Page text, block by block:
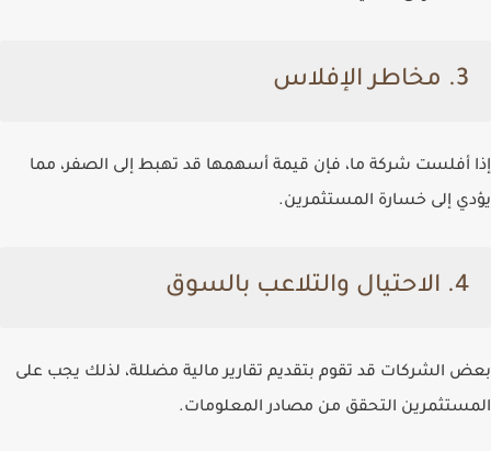
3. مخاطر الإفلاس
إذا أفلست شركة ما، فإن قيمة أسهمها قد تهبط إلى الصفر، مما
يؤدي إلى خسارة المستثمرين.
4. الاحتيال والتلاعب بالسوق
بعض الشركات قد تقوم بتقديم تقارير مالية مضللة، لذلك يجب على
المستثمرين التحقق من مصادر المعلومات.